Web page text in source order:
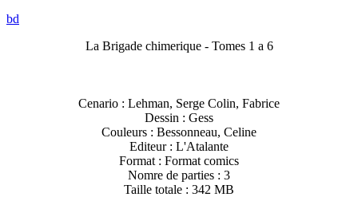
bd
La Brigade chimerique - Tomes 1 a 6
Cenario : Lehman, Serge Colin, Fabrice
Dessin : Gess
Couleurs : Bessonneau, Celine
Editeur : L'Atalante
Format : Format comics
Nomre de parties : 3
Taille totale : 342 MB